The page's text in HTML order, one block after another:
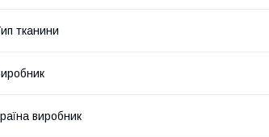
тканини
виробник